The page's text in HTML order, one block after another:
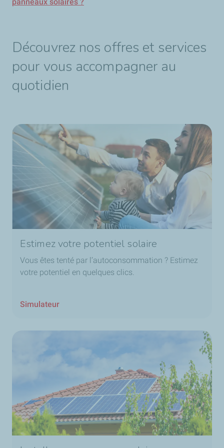
panneaux solaires ?
Découvrez nos offres et services
pour vous accompagner au
quotidien
Estimez votre potentiel solaire
Vous êtes tenté par l’autoconsommation ? Estimez
votre potentiel en quelques clics.
Simulateur